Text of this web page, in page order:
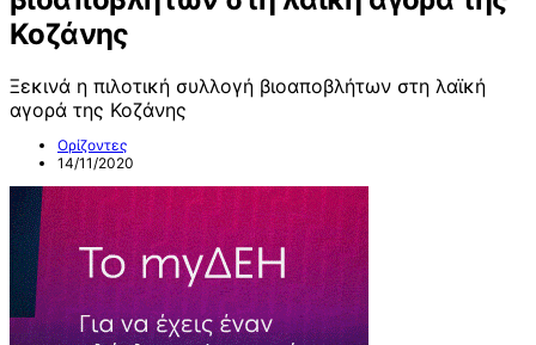
Κοζάνης
Ξεκινά η πιλοτική συλλογή βιοαποβλήτων στη λαϊκή
αγορά της Κοζάνης
Ορίζοντες
14/11/2020